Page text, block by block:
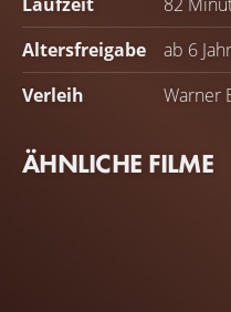
Altersfreigabe
ab 6
Verleih
Warner
ÄHNLICHE FILME